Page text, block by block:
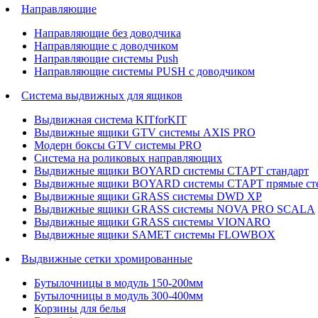
Направляющие
Направляющие без доводчика
Направляющие с доводчиком
Направляющие системы Push
Направляющие системы PUSH с доводчиком
Система выдвижных для ящиков
Выдвижная система KITforKIT
Выдвижные ящики GTV системы AXIS PRO
Модерн боксы GTV системы PRO
Система на роликовых направляющих
Выдвижные ящики BOYARD системы СТАРТ стандарт
Выдвижные ящики BOYARD системы СТАРТ прямые
Выдвижные ящики GRASS системы DWD XP
Выдвижные ящики GRASS системы NOVA PRO SCALA
Выдвижные ящики GRASS системы VIONARO
Выдвижные ящики SAMET системы FLOWBOX
Выдвижные сетки хромированные
Бутылочницы в модуль 150-200мм
Бутылочницы в модуль 300-400мм
Корзины для белья